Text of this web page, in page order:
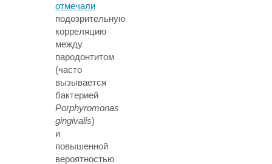
отмечали
подозрительную
корреляцию
между
пародонтитом
(часто
вызывается
бактерией
Porphyromonas
gingivalis)
и
повышенной
вероятностью